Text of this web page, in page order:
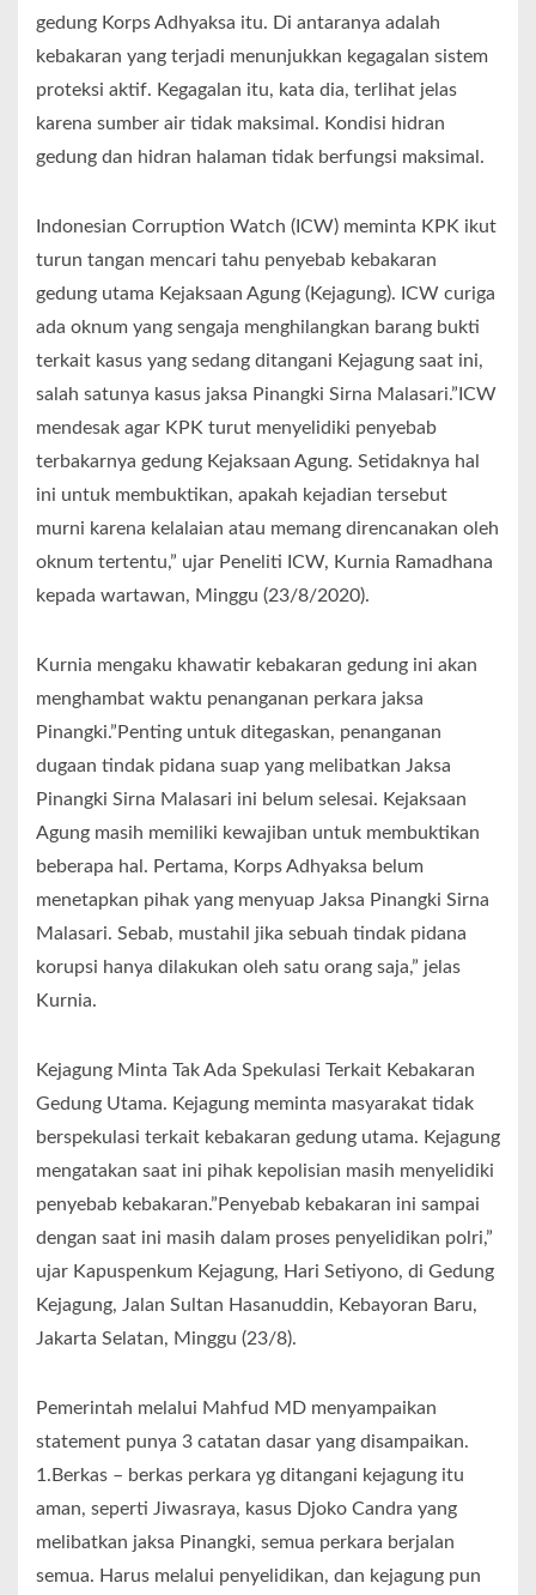
gedung Korps Adhyaksa itu. Di antaranya adalah
kebakaran yang terjadi menunjukkan kegagalan sistem
proteksi aktif. Kegagalan itu, kata dia, terlihat jelas
karena sumber air tidak maksimal. Kondisi hidran
gedung dan hidran halaman tidak berfungsi maksimal.
Indonesian Corruption Watch (ICW) meminta KPK ikut
turun tangan mencari tahu penyebab kebakaran
gedung utama Kejaksaan Agung (Kejagung). ICW curiga
ada oknum yang sengaja menghilangkan barang bukti
terkait kasus yang sedang ditangani Kejagung saat ini,
salah satunya kasus jaksa Pinangki Sirna Malasari.”ICW
mendesak agar KPK turut menyelidiki penyebab
terbakarnya gedung Kejaksaan Agung. Setidaknya hal
ini untuk membuktikan, apakah kejadian tersebut
murni karena kelalaian atau memang direncanakan oleh
oknum tertentu,” ujar Peneliti ICW, Kurnia Ramadhana
kepada wartawan, Minggu (23/8/2020).
Kurnia mengaku khawatir kebakaran gedung ini akan
menghambat waktu penanganan perkara jaksa
Pinangki.”Penting untuk ditegaskan, penanganan
dugaan tindak pidana suap yang melibatkan Jaksa
Pinangki Sirna Malasari ini belum selesai. Kejaksaan
Agung masih memiliki kewajiban untuk membuktikan
beberapa hal. Pertama, Korps Adhyaksa belum
menetapkan pihak yang menyuap Jaksa Pinangki Sirna
Malasari. Sebab, mustahil jika sebuah tindak pidana
korupsi hanya dilakukan oleh satu orang saja,” jelas
Kurnia.
Kejagung Minta Tak Ada Spekulasi Terkait Kebakaran
Gedung Utama. Kejagung meminta masyarakat tidak
berspekulasi terkait kebakaran gedung utama. Kejagung
mengatakan saat ini pihak kepolisian masih menyelidiki
penyebab kebakaran.”Penyebab kebakaran ini sampai
dengan saat ini masih dalam proses penyelidikan polri,”
ujar Kapuspenkum Kejagung, Hari Setiyono, di Gedung
Kejagung, Jalan Sultan Hasanuddin, Kebayoran Baru,
Jakarta Selatan, Minggu (23/8).
Pemerintah melalui Mahfud MD menyampaikan
statement punya 3 catatan dasar yang disampaikan.
1.Berkas – berkas perkara yg ditangani kejagung itu
aman, seperti Jiwasraya, kasus Djoko Candra yang
melibatkan jaksa Pinangki, semua perkara berjalan
semua. Harus melalui penyelidikan, dan kejagung pun